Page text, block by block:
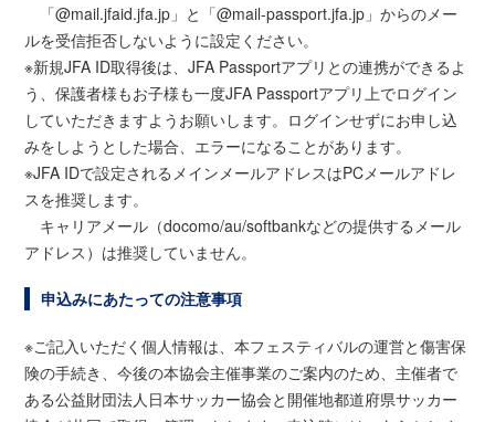
「@mail.jfaid.jfa.jp」と「@mail-passport.jfa.jp」からのメー
ルを受信拒否しないように設定ください。
※新規JFA ID取得後は、JFA Passportアプリとの連携ができるよ
う、保護者様もお子様も一度JFA Passportアプリ上でログイン
していただきますようお願いします。ログインせずにお申し込
みをしようとした場合、エラーになることがあります。
※JFA IDで設定されるメインメールアドレスはPCメールアドレ
スを推奨します。
キャリアメール（docomo/au/softbankなどの提供するメール
アドレス）は推奨していません。
申込みにあたっての注意事項
※ご記入いただく個人情報は、本フェスティバルの運営と傷害保
険の手続き、今後の本協会主催事業のご案内のため、主催者で
ある公益財団法人日本サッカー協会と開催地都道府県サッカー